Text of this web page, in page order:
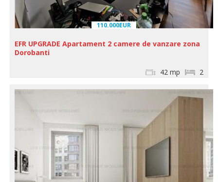
110.000EUR
EFR UPGRADE Apartament 2 camere de vanzare zona
Dorobanti
2
42 mp